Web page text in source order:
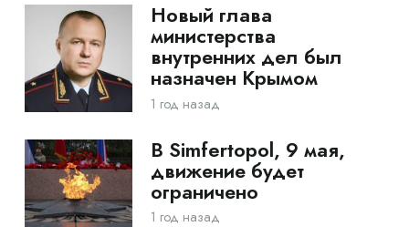
Новый глава
министерства
внутренних дел был
назначен Крымом
1 год назад
В Simfertopol, 9 мая,
движение будет
ограничено
1 год назад